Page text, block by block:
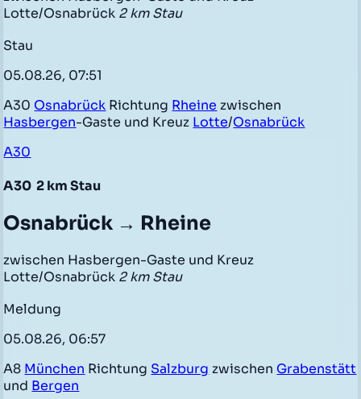
Lotte/Osnabrück 2 km Stau
Stau
05.08.26, 07:51
A30 Osnabrück Richtung Rheine zwischen
Hasbergen-Gaste und Kreuz Lotte/Osnabrück
A30
A30 2 km Stau
Osnabrück → Rheine
zwischen Hasbergen-Gaste und Kreuz
Lotte/Osnabrück 2 km Stau
Meldung
05.08.26, 06:57
A8 München Richtung Salzburg zwischen Grabenstätt
und Bergen